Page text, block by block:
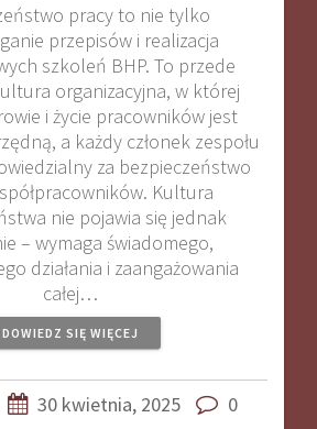
pracy to nie tylko
przepisów i realizacja
szkoleń BHP. To przede
organizacyjna, w której
i życie pracowników jest
a każdy członek zespołu
za bezpieczeństwo
Kultura
nie pojawia się jednak
– wymaga świadomego,
działania i zaangażowania
całej…
DOWIEDZ SIĘ WIĘCEJ
30 kwietnia, 2025 0